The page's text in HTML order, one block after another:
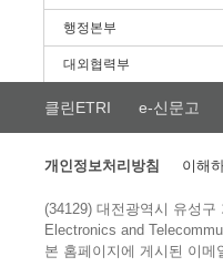
행정본부
대외협력부
클린ETRI e-신문고
개인정보처리방침 이해
(34129) 대전광역시 유성구
Electronics and
본 홈페이지에 게시된 이